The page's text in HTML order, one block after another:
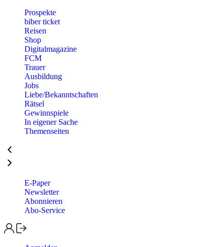
Prospekte
biber ticket
Reisen
Shop
Digitalmagazine
FCM
Trauer
Ausbildung
Jobs
Liebe/Bekanntschaften
Rätsel
Gewinnspiele
In eigener Sache
Themenseiten
E-Paper
Newsletter
Abonnieren
Abo-Service